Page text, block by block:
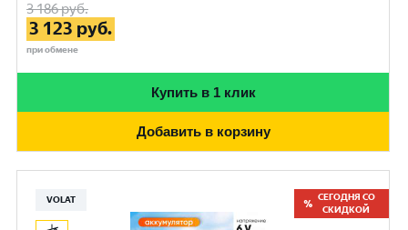
3 186руб.
3 123 руб.
при обмене
Купить в 1 клик
Добавить в корзину
VOLAT
СЕГОДНЯ СО
СКИДКОЙ